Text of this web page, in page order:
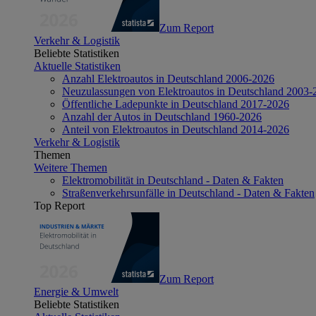
Zum Report
Verkehr & Logistik
Beliebte Statistiken
Aktuelle Statistiken
Anzahl Elektroautos in Deutschland 2006-2026
Neuzulassungen von Elektroautos in Deutschland 2003-
Öffentliche Ladepunkte in Deutschland 2017-2026
Anzahl der Autos in Deutschland 1960-2026
Anteil von Elektroautos in Deutschland 2014-2026
Verkehr & Logistik
Themen
Weitere Themen
Elektromobilität in Deutschland - Daten & Fakten
Straßenverkehrsunfälle in Deutschland - Daten & Fakten
Top Report
Zum Report
Energie & Umwelt
Beliebte Statistiken